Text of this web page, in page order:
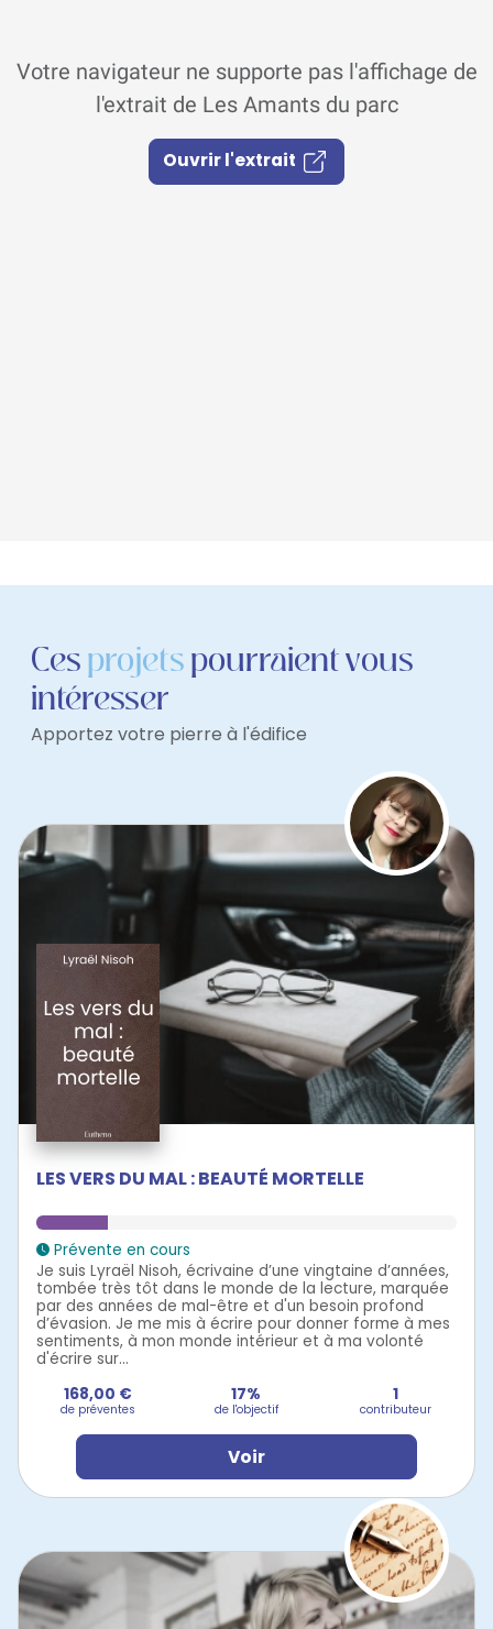
Votre navigateur ne supporte pas l'affichage de
l'extrait de Les Amants du parc
Ouvrir l'extrait
Cesprojetspourraient vous
intéresser
Apportez votre pierre à l'édifice
LES VERS DU MAL : BEAUTÉ MORTELLE
Prévente en cours
Je suis Lyraël Nisoh, écrivaine d’une vingtaine d’années,
tombée très tôt dans le monde de la lecture, marquée
par des années de mal-être et d'un besoin profond
d’évasion. Je me mis à écrire pour donner forme à mes
sentiments, à mon monde intérieur et à ma volonté
d'écrire sur...
168,00 €
de préventes
17%
de l'objectif
1
contributeur
Voir